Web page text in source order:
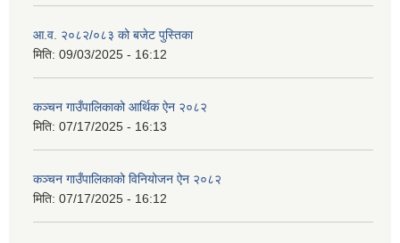
आ.व. २०८२/०८३ को बजेट पुस्तिका
मिति: 09/03/2025 - 16:12
कञ्‍चन गाउँपालिकाको आर्थिक ऐन २०८२
मिति: 07/17/2025 - 16:13
कञ्‍चन गाउँपालिकाको विनियोजन ऐन २०८२
मिति: 07/17/2025 - 16:12